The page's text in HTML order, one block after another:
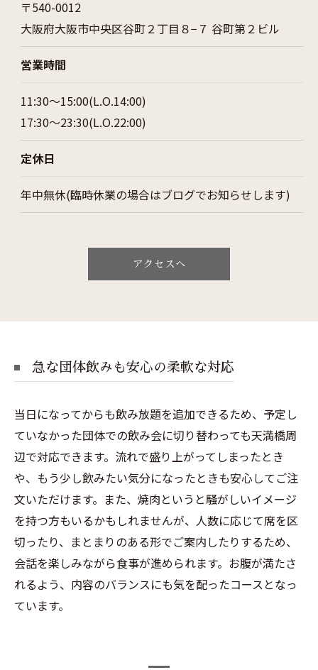
〒540-0012
大阪府大阪市中央区谷町２丁目８−７ 谷町第２ビル
営業時間
11:30～15:00(L.O.14:00)
17:30～23:30(L.O.22:00)
定休日
年中無休(臨時休業の場合はブログでお知らせします)
アクセスへ
急な団体飲みも安心の柔軟な対応
当日になってからも飲み放題を追加できるため、予定し
ていなかった団体での飲み会に切り替わっても天満橋周
辺で対応できます。流れで盛り上がってしまったとき
や、もう少し飲みたい気分になったときも安心してご注
文いただけます。また、焼肉というと騒がしいイメージ
を持つ方もいるかもしれませんが、人数に応じて席を区
切ったり、まとまりのある形でご案内したりするため、
会話を楽しみながら食事が進められます。お腹が満たさ
れるよう、内容のバランスにも気を配ったコースとなっ
ています。